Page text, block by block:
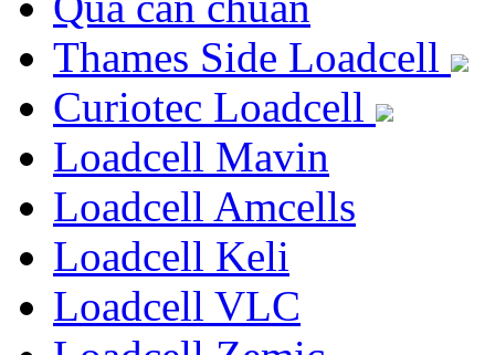
Thames Side Loadcell
Curiotec Loadcell
Loadcell Mavin
Loadcell Amcells
Loadcell Keli
Loadcell VLC